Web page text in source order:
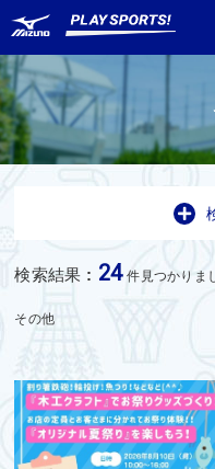
都道府県から探す
検索結果 : 24 件見つかりま
その他